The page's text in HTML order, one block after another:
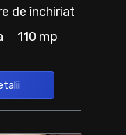
de închiriat
110 mp